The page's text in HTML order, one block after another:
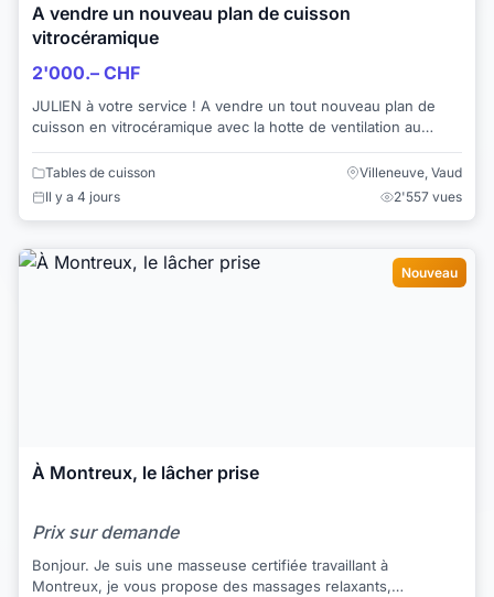
A vendre un nouveau plan de cuisson
vitrocéramique
2'000.– CHF
JULIEN à votre service ! A vendre un tout nouveau plan de
cuisson en vitrocéramique avec la hotte de ventilation au
Tables de cuisson
Villeneuve, Vaud
Il y a 4 jours
2'557 vues
Nouveau
À Montreux, le lâcher prise
Prix sur demande
Bonjour. Je suis une masseuse certifiée travaillant à
Montreux, je vous propose des massages relaxants,